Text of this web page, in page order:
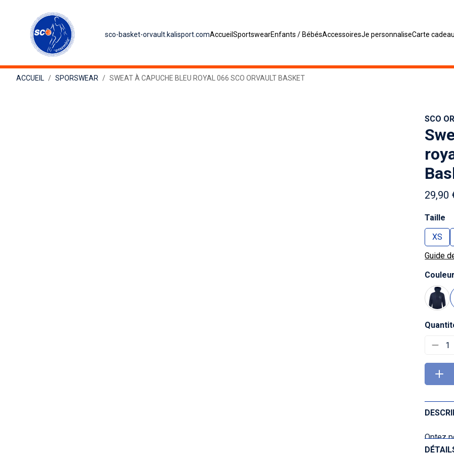
sco-basket-orvault.kalisport.comAccueilSportswearEnfants / BébésAccessoiresJe personnaliseCarte cadeau
ACCUEIL SPORSWEAR SWEAT À CAPUCHE BLEU ROYAL 066 SCO ORVAULT BASKET
SCO
29,90
Taille
XS
Guide
1
Optez
Orvault